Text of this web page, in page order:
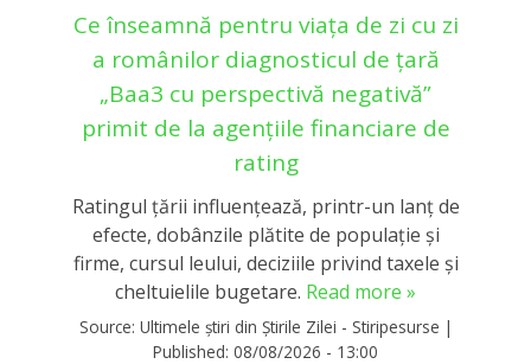
Ce înseamnă pentru viața de zi cu zi
a românilor diagnosticul de țară
„Baa3 cu perspectivă negativă”
primit de la agențiile financiare de
rating
Ratingul țării influențează, printr-un lanț de
efecte, dobânzile plătite de populație și
firme, cursul leului, deciziile privind taxele și
cheltuielile bugetare. Read more »
Source: Ultimele știri din Știrile Zilei - Stiripesurse |
Published: 08/08/2026 - 13:00